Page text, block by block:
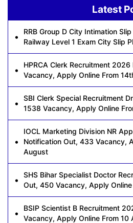
Latest
RRB Group D City Intimation
Railway Level 1 Exam City Slip
HPRCA Clerk Recruitment
Vacancy, Apply Online From
SBI Clerk Special Recruitment
1538 Vacancy, Apply Online
IOCL Marketing Division NR
Notification Out, 433 Vacancy,
August
SHS Bihar Specialist Doctor
Out, 450 Vacancy, Apply
BSIP Scientist B Recruitment
Vacancy, Apply Online From 10